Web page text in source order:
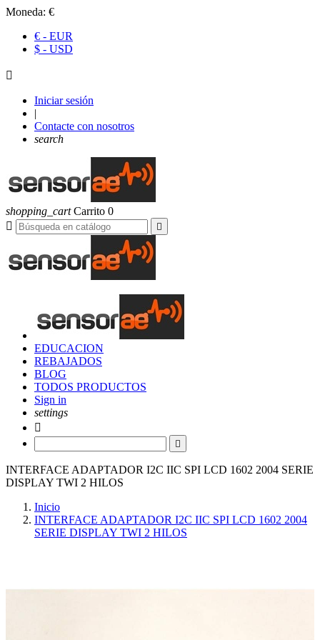
Moneda: €
€ - EUR
$ - USD

Iniciar sesión
|
Contacte con nosotros
search
shopping_cart Carrito 0


EDUCACION
REBAJADOS
BLOG
TODOS PRODUCTOS
Sign in
settings


INTERFACE ADAPTADOR I2C IIC SPI LCD 1602 2004 SERIE
DISPLAY TWI 2 HILOS
Inicio
INTERFACE ADAPTADOR I2C IIC SPI LCD 1602 2004
SERIE DISPLAY TWI 2 HILOS